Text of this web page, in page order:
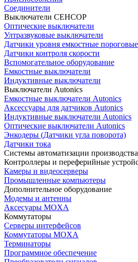
Соединители
Выключатели СЕНСОР
Оптические выключатели
Ултразвуковые выключатели
Датчики уровня емкостные пороговые
Датчики контроля скорости
Вспомогательное оборудование
Емкостные выключатели
Индуктивные выключатели
Выключатели Autonics
Емкостные выключатели Autonics
Аксессуары для датчиков Autonics
Индуктивные выключатели Autonics
Оптические выключатели Autonics
Энкодеры (Датчики угла поворота)
Датчики тока
Системы автоматизации производства
Контроллеры и переферийные
Камеры и видеосерверы
Промышленные компьютеры
Дополнительное оборудование
Модемы и антенны
Аксесуары MOXA
Коммутаторы
Серверы интерфейсов
Коммутаторы MOXA
Терминаторы
Программное обеспечение